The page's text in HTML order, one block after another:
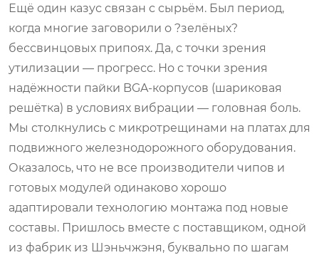
Ещё один казус связан с сырьём. Был период,
когда многие заговорили о ?зелёных?
бессвинцовых припоях. Да, с точки зрения
утилизации — прогресс. Но с точки зрения
надёжности пайки BGA-корпусов (шариковая
решётка) в условиях вибрации — головная боль.
Мы столкнулись с микротрещинами на платах для
подвижного железнодорожного оборудования.
Оказалось, что не все производители чипов и
готовых модулей одинаково хорошо
адаптировали технологию монтажа под новые
составы. Пришлось вместе с поставщиком, одной
из фабрик из Шэньчжэня, буквально по шагам